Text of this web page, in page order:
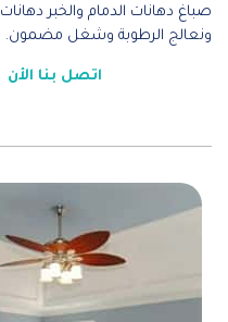
صباغ دهانات الدمام والخبر
ونعالج الرطوبة وشغل مضمون.
اتصل بنا الأن